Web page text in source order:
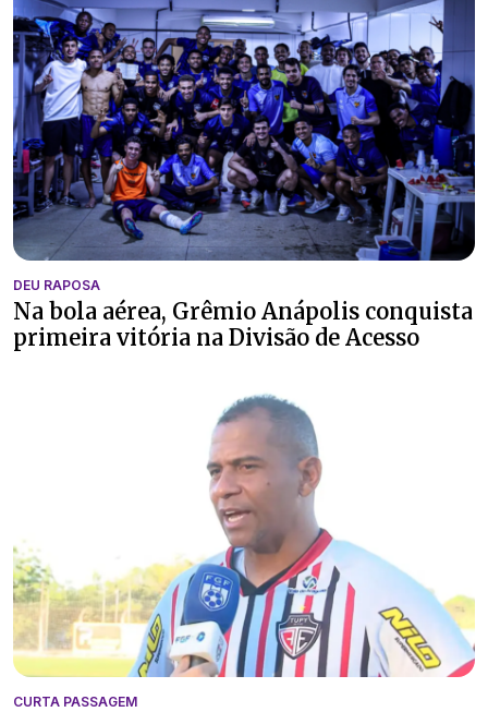
DEU RAPOSA
Na bola aérea, Grêmio Anápolis conquista
primeira vitória na Divisão de Acesso
CURTA PASSAGEM